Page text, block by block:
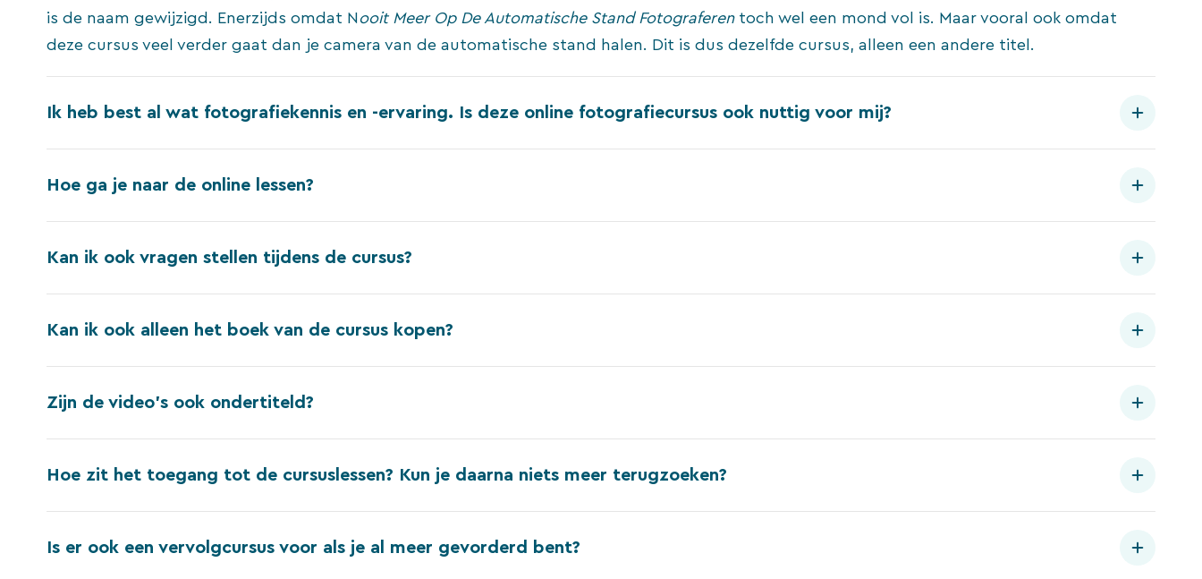
is de naam gewijzigd. Enerzijds omdat Nooit Meer Op De Automatische Stand Fotograferentoch wel een mond vol is. Maar vooral ook omdat
deze cursus veel verder gaat dan je camera van de automatische stand halen. Dit is dus dezelfde cursus, alleen een andere titel.
Ik heb best al wat fotografiekennis en -ervaring. Is deze online fotografiecursus ook nuttig voor mij?
Hoe ga je naar de online lessen?
Kan ik ook vragen stellen tijdens de cursus?
Kan ik ook alleen het boek van de cursus kopen?
Zijn de video’s ook ondertiteld?
Hoe zit het toegang tot de cursuslessen? Kun je daarna niets meer terugzoeken?
Is er ook een vervolgcursus voor als je al meer gevorderd bent?